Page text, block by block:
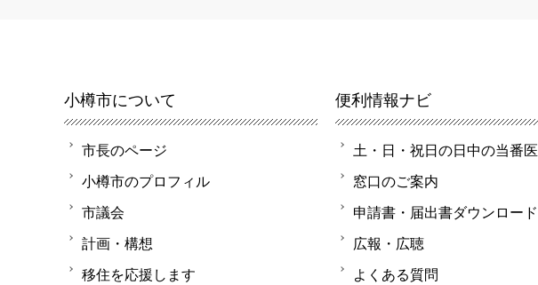
小樽市について
市長のページ
小樽市のプロフィル
市議会
計画・構想
移住を応援します
便利情報ナビ
土・日・祝日の日中の当番医
窓口のご案内
申請書・届出書ダウンロード
広報・広聴
よくある質問